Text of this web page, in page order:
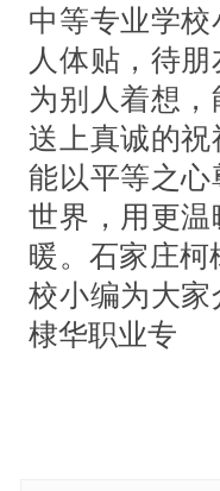
中等专业学
人体贴，待
为别人着想
送上真诚的
能以平等之
世界，用更
暖。石家庄
校小编为大
棣华职业专